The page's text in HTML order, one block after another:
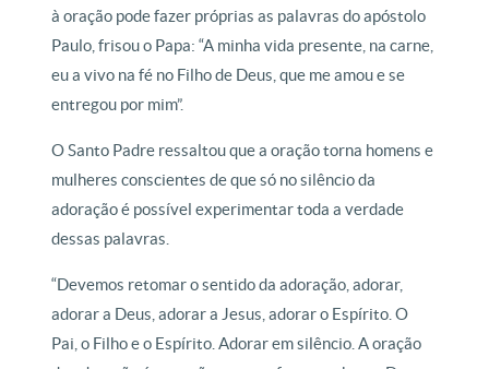
à oração pode fazer próprias as palavras do apóstolo
Paulo, frisou o Papa: “A minha vida presente, na carne,
eu a vivo na fé no Filho de Deus, que me amou e se
entregou por mim”.
O Santo Padre ressaltou que a oração torna homens e
mulheres conscientes de que só no silêncio da
adoração é possível experimentar toda a verdade
dessas palavras.
“Devemos retomar o sentido da adoração, adorar,
adorar a Deus, adorar a Jesus, adorar o Espírito. O
Pai, o Filho e o Espírito. Adorar em silêncio. A oração